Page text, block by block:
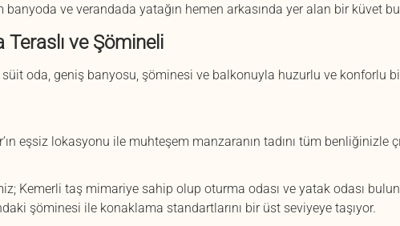
banyoda ve verandada yatağın hemen arkasında yer alan bir küvet
Teraslı ve Şömineli
süit oda, geniş banyosu, şöminesi ve balkonuyla huzurlu ve konforlu
eşsiz lokasyonu ile muhteşem manzaranın tadını tüm benliğinizle
Kemerli taş mimariye sahip olup oturma odası ve yatak odası
şöminesi ile konaklama standartlarını bir üst seviyeye taşıyor.